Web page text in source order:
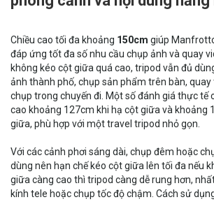
Chiều cao tối đa khoảng 150cm giúp
đáp ứng tốt đa số nhu cầu chụp ảnh và quay
không kéo cột giữa quá cao, tripod vẫn đủ
ảnh thành phố, chụp sản phẩm trên bàn,
chụp trong chuyến đi. Một số đánh giá thực tế
cao khoảng 127cm khi hạ cột giữa và khoảng
giữa, phù hợp với một travel tripod nhỏ gọn.
Với các cảnh phơi sáng dài, chụp đêm hoặc
dùng nên hạn chế kéo cột giữa lên tối đa nếu
giữa càng cao thì tripod càng dễ rung hơn,
kính tele hoặc chụp tốc độ chậm. Cách sử